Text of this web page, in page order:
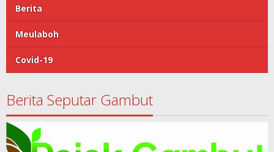
Berita
Meulaboh
Covid-19
Berita Seputar Gambut